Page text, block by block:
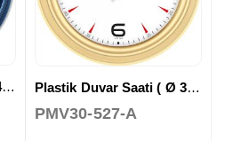
Plastik Duvar Saati ( Ø 46 cm ) Plastik Duvar Saati ( Ø 32 cm )
PMV30-527-A